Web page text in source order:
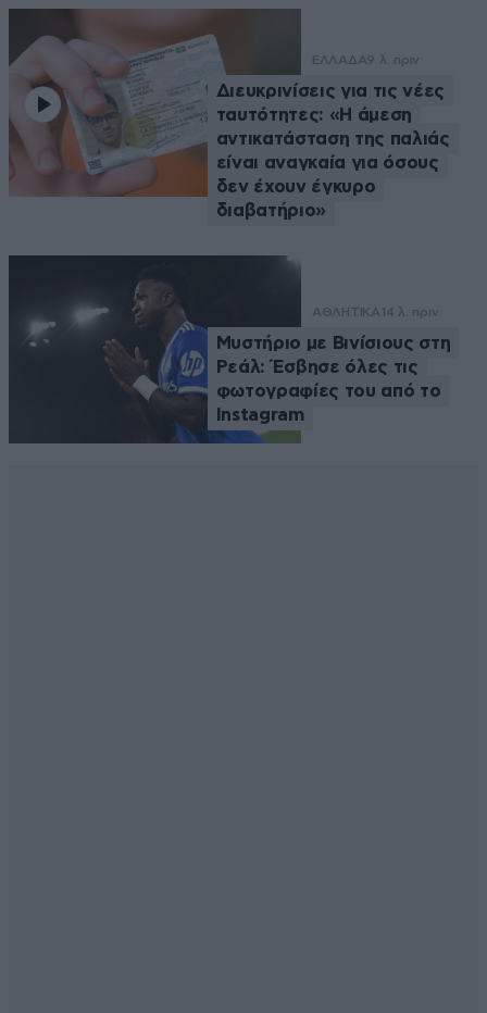
ΕΛΛΑΔΑ9 λ. πριν
Διευκρινίσεις για τις νέες
ταυτότητες: «Η άμεση
αντικατάσταση της παλιάς
είναι αναγκαία για όσους
δεν έχουν έγκυρο
διαβατήριο»
ΑΘΛΗΤΙΚΑ 14 λ. πριν
Μυστήριο με Βινίσιους στη
Ρεάλ: Έσβησε όλες τις
φωτογραφίες του από το
Instagram